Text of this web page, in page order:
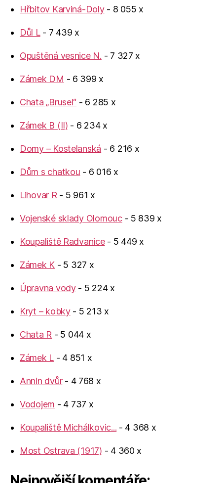
Hřbitov Karviná-Doly- 8 055 x
Důl L- 7 439 x
Opuštěná vesnice N. - 7 327 x
Zámek DM - 6 399 x
Chata „Brusel“ - 6 285 x
Zámek B (II) - 6 234 x
Domy – Kostelanská - 6 216 x
Dům s chatkou - 6 016 x
Lihovar R - 5 961 x
Vojenské sklady Olomouc- 5 839 x
Koupaliště Radvanice- 5 449 x
Zámek K - 5 327 x
Úpravna vody- 5 224 x
Kryt – kobky- 5 213 x
Chata R - 5 044 x
Zámek L - 4 851 x
Annin dvůr- 4 768 x
Vodojem - 4 737 x
Koupaliště Michálkovic... - 4 368 x
Most Ostrava (1917) - 4 360 x